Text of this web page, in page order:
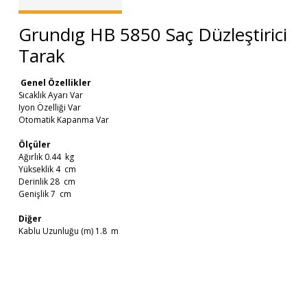
Grundıg HB 5850 Saç Düzleştirici
Tarak
Genel Özellikler
Sıcaklık Ayarı Var
Iyon Özelliği Var
Otomatik Kapanma Var
Ölçüler
Ağırlık 0.44 kg
Yükseklik 4 cm
Derinlik 28 cm
Genişlik 7 cm
Diğer
Kablu Uzunluğu (m) 1.8 m